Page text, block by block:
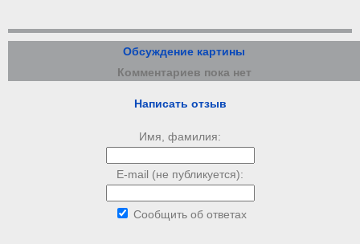
Обсуждение картины
Комментариев пока нет
Написать отзыв
Имя, фамилия:
E-mail (не публикуется):
Сообщить об ответах